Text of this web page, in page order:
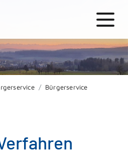
Bürgerservice